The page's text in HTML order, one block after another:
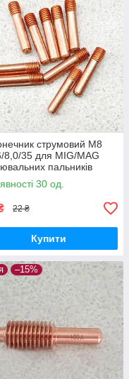
струмовий М8
8,0/35 для MIG/MAG
пальників
30 од.
22 ₴
Купити
–15%